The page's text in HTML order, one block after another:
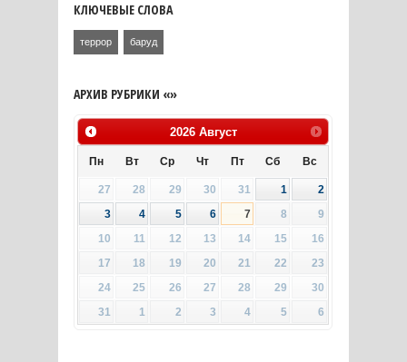
КЛЮЧЕВЫЕ СЛОВА
террор баруд
АРХИВ РУБРИКИ «»
2026 Август
Пн Вт Ср Чт Пт Сб Вс
27 28 29 30 31 1
2
3
4 5 6 7 8
9
10
11 12 13 14 15
16
17
18 19 20 21 22
23
24
25 26 27 28 29
30
31
1 2 3 4 5 6